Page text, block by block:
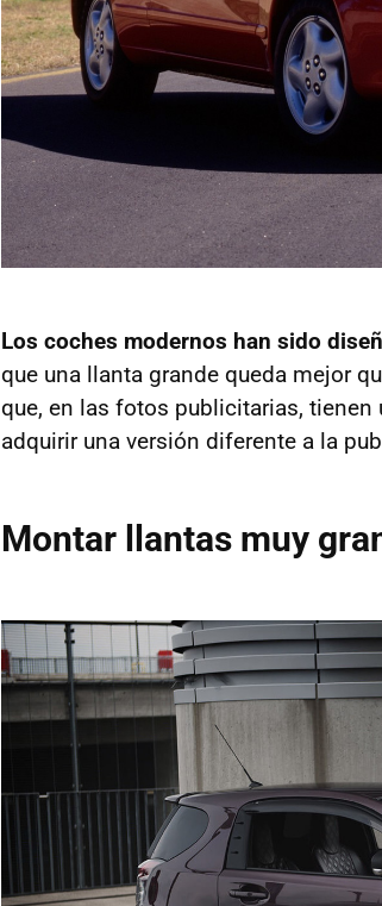
Los coches modernos han sido
que una llanta grande queda mejor
que, en las fotos publicitarias,
adquirir una versión diferente a la
Montar llantas muy